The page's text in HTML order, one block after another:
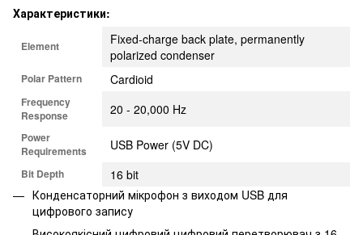
Характеристики:
Element
Fixed-charge back plate, permanently
polarized condenser
Polar Pattern Cardioid
Frequency
Response
20 - 20,000 Hz
Power
Requirements
USB Power (5V DC)
Bit Depth
16 bit
Конденсаторний мікрофон з виходом USB для
цифрового запису